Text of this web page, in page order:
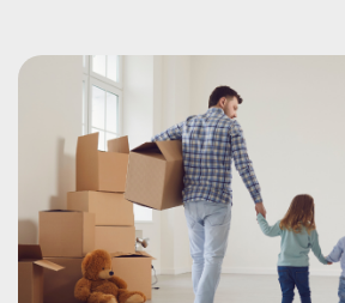
Kipskiudplaat
Est